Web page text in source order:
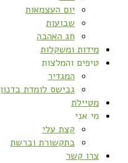
יום העצמאות
שבועות
חג האהבה
מידות ומשקלות
טיפים והמלצות
המגדיר
גבישס לומדת בדנון
מטיילת
מי אני
קצת עלי
בתקשורת וברשת
צרו קשר